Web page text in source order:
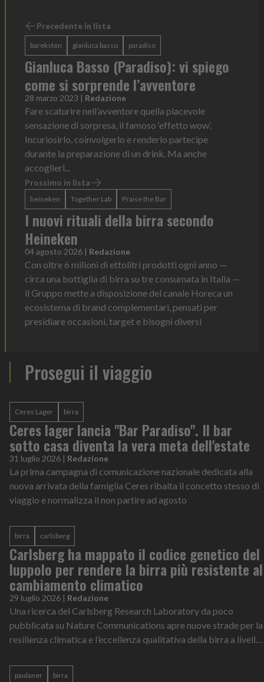
Precedente in lista
bareksten gianluca basso paradiso
Gianluca Basso (Paradiso): vi spiego
come si sorprende l’avventore
28 marzo 2023 | Redazione
Fare scaturire nell’avventore quella piacevole
sensazione di sorpresa, il famoso ‘effetto wow’.
Incuriosirlo, coinvolgerlo e renderlo partecipe
durante la preparazione di un drink. Ma anche
accoglierl...
Prossimo in lista
heineken Together Lab Praise the Bar
I nuovi rituali della birra secondo
Heineken
04 agosto 2026 | Redazione
Con oltre 6 milioni di ettolitri prodotti ogni anno —
circa una bottiglia di birra su tre consumata in Italia —
il Gruppo mette a disposizione del canale Horeca un
ecosistema di brand complementari, pensati per
presidiare occasioni, target e bisogni diversi
Prosegui il viaggio
Ceres Lager birra
Ceres lager lancia "Bar Paradiso". Il bar
sotto casa diventa la vera meta dell'estate
31 luglio 2026 | Redazione
La prima campagna di comunicazione nazionale dedicata alla
nuova arrivata della famiglia Ceres ribalta il concetto stesso di
viaggio e normalizza il non partire ad agosto
birra carlsberg
Carlsberg ha mappato il codice genetico del
luppolo per rendere la birra più resistente al
cambiamento climatico
29 luglio 2026 | Redazione
Una ricerca del Carlsberg Research Laboratory da poco
pubblicata su Nature Communications apre nuove strade per la
resilienza climatica e l’eccellenza qualitativa della birra a livello
paulaner birra